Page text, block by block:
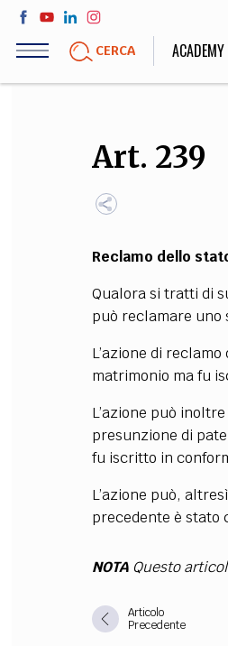
Salta
contenuto
CERCA ACADEMY
LIFE STYLE
Sport, Cucina, Viaggi,
Moda
Art. 239
Reclamo dello
Qualora si tratti di
può reclamare uno
L’azione di
matrimonio ma fu
L’azione può
presunzione di
fu iscritto in
L’azione può,
precedente è stato
NOTAQuesto
Articolo
Precedente